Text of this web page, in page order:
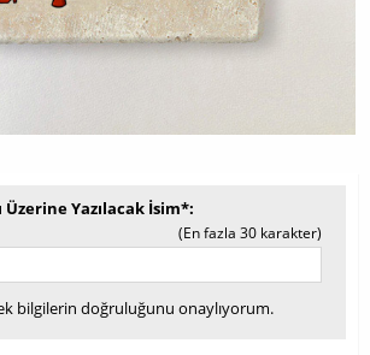
Üzerine Yazılacak İsim*
(En fazla 30 karakter)
bilgilerin doğruluğunu onaylıyorum.